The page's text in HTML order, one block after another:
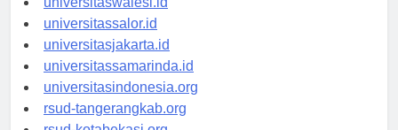
universitaswalesi.id
universitassalor.id
universitasjakarta.id
universitassamarinda.id
universitasindonesia.org
rsud-tangerangkab.org